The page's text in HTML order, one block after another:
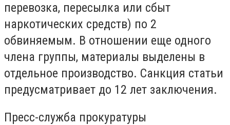
перевозка, пересылка или сбыт
наркотических средств) по 2
обвиняемым. В отношении еще одного
члена группы, материалы выделены в
отдельное производство. Санкция статьи
предусматривает до 12 лет заключения.
Пресс-служба прокуратуры